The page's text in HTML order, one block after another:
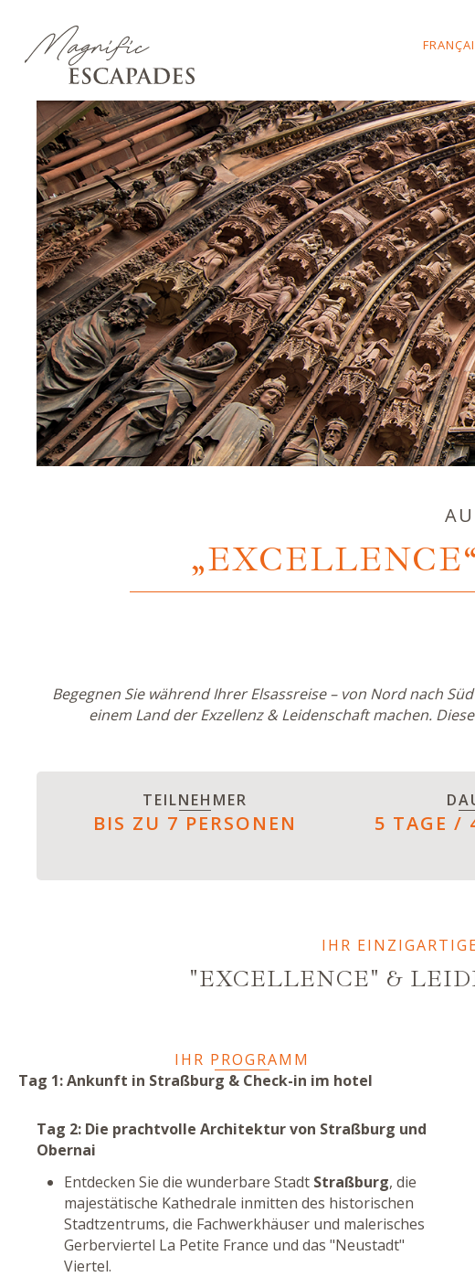
Begegnen Sie während Ihrer Elsassreise – von Nord nach
einem Land der Exzellenz & Leidenschaft machen.
TEILNEHMER
BIS ZU 7 PERSONEN 5 TAGE /
IHR
"EXCELLENCE" &
IHR PROGRAMM
Tag 1: Ankunft in Straßburg & Check-in im hotel
Tag 2: Die prachtvolle Architektur von Straßburg und
Obernai
Entdecken Sie die wunderbare Stadt Straßburg, die
majestätische Kathedrale inmitten des historischen
Stadtzentrums, die Fachwerkhäuser und malerisches
Gerberviertel La Petite France und das "Neustadt"
Viertel.